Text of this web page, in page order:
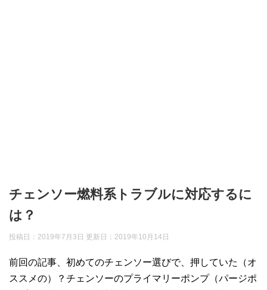
チェンソー燃料系トラブルに対応するに
は？
投稿日：2019年7月3日 更新日： 2019年10月14日
前回の記事、初めてのチェンソー選びで、押していた（オ
ススメの）？チェンソーのプライマリーポンプ（パージポ